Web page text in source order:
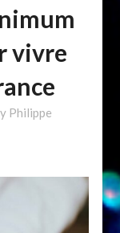
vivre
Philippe